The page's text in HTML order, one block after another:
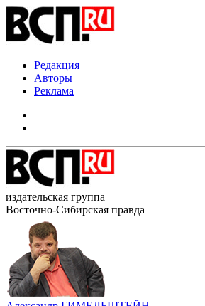
Редакция
Авторы
Реклама
издательская группа
Восточно-Сибирская правда